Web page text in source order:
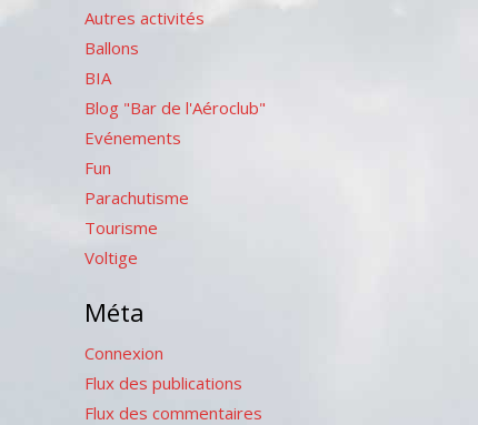
Autres activités
Ballons
BIA
Blog "Bar de l'Aéroclub"
Evénements
Fun
Parachutisme
Tourisme
Voltige
Méta
Connexion
Flux des publications
Flux des commentaires